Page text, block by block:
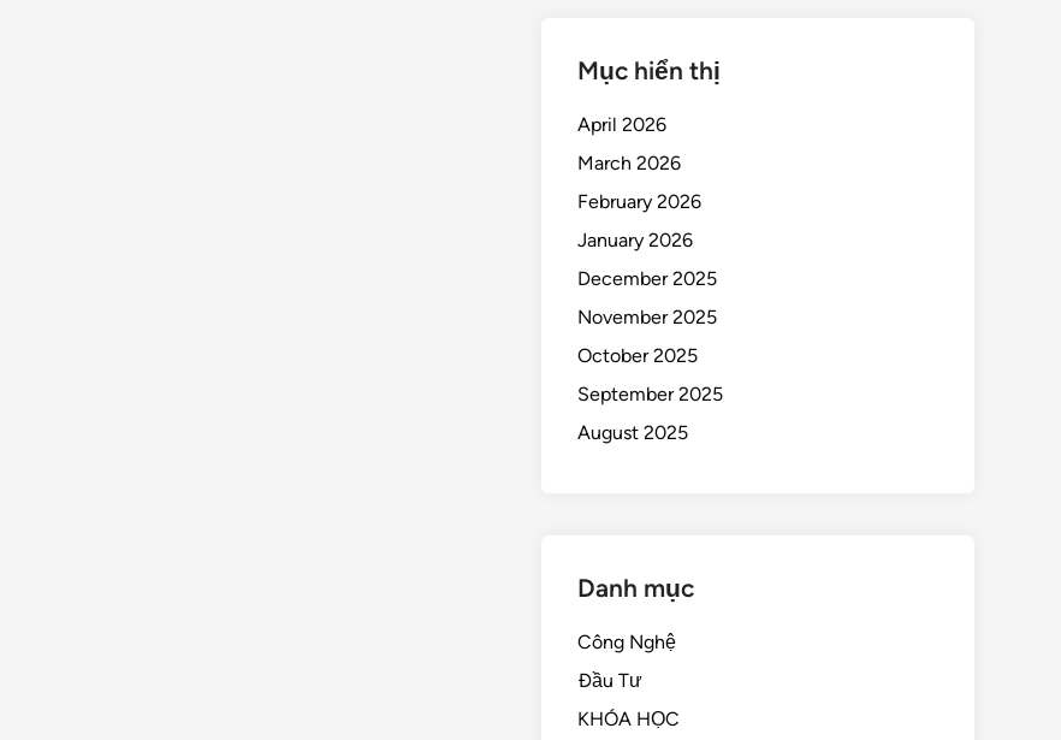
Mục hiển thị
April 2026
March 2026
February 2026
January 2026
December 2025
November 2025
October 2025
September 2025
August 2025
Danh mục
Công Nghệ
Đầu Tư
KHÓA HỌC